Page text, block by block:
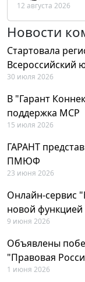
12 августа 2026
Новости
Стартовала
Всероссийский
30 июля 2026
В "Гарант
поддержка MCP
15 июля 2026
ГАРАНТ
ПМЮФ
23 июня 2026
Онлайн-сервис
новой функцией
9 июня 2026
Объявлены
"Правовая
1 июня 2026